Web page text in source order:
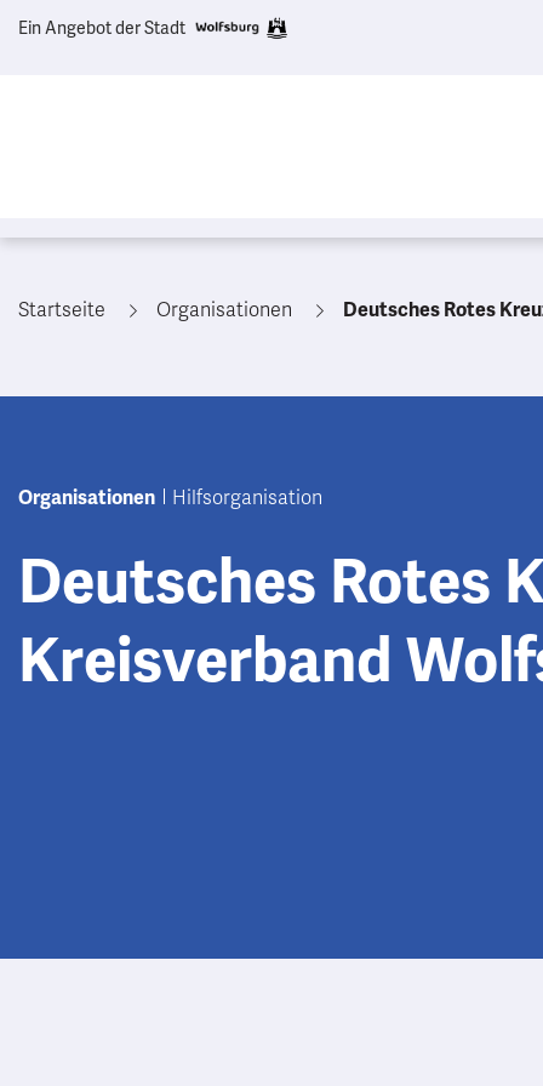
Ein Angebot der Stadt
Startseite Organisationen Deutsches Rotes
Organisationen Hilfsorganisation
Deutsches Rotes
Kreisverband